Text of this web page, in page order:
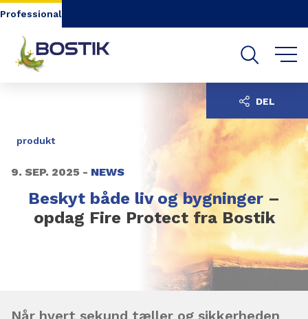
Go to content
Professional
produkt
9. SEP. 2025 - NEWS
Beskyt både liv og bygninger –
opdag Fire Protect fra Bostik
DEL
Når hvert sekund tæller og sikkerheden